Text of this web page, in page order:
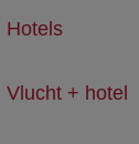
Hotels
Vlucht + hotel